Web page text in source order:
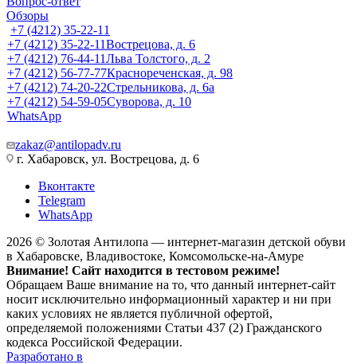
Обзоры
+7 (4212) 35-22-11
+7 (4212) 35-22-11Вострецова, д. 6
+7 (4212) 76-44-11Льва Толстого, д. 2
+7 (4212) 56-77-77Краснореченская, д. 98
+7 (4212) 74-20-22Стрельникова, д. 6а
+7 (4212) 54-59-05Суворова, д. 10
WhatsApp
zakaz@antilopadv.ru
г. Хабаровск, ул. Вострецова, д. 6
Вконтакте
Telegram
WhatsApp
2026 © Золотая Антилопа — интернет-магазин детской обуви
в Хабаровске, Владивостоке, Комсомольске-на-Амуре
Внимание! Сайт находится в тестовом режиме!
Обращаем Ваше внимание на то, что данный интернет-сайт
носит исключительно информационный характер и ни при
каких условиях не является публичной офертой,
определяемой положениями Статьи 437 (2) Гражданского
кодекса Российской Федерации.
Разработано в